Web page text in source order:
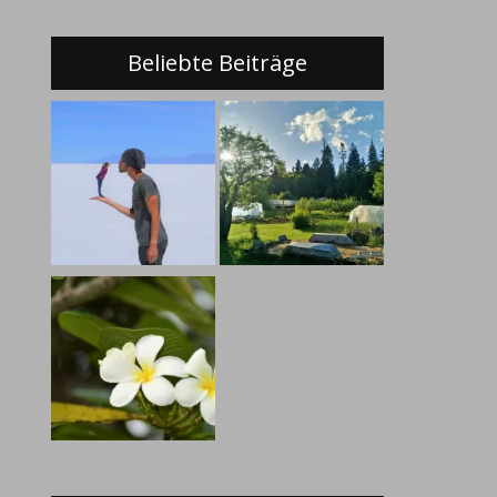
Beliebte Beiträge